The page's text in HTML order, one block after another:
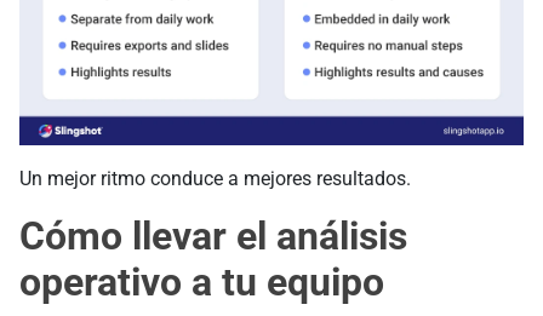
Un mejor ritmo conduce a mejores resultados.
Cómo llevar el análisis
operativo a tu equipo